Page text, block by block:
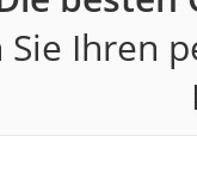
Sie Ihren